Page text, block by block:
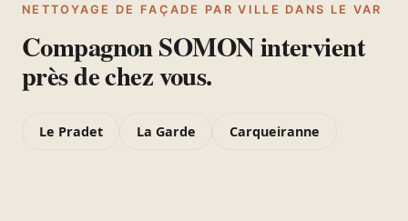
NETTOYAGE DE FAÇADE PAR VILLE DANS LE VAR
Compagnon SOMON intervient
près de chez vous.
Le Pradet La Garde Carqueiranne